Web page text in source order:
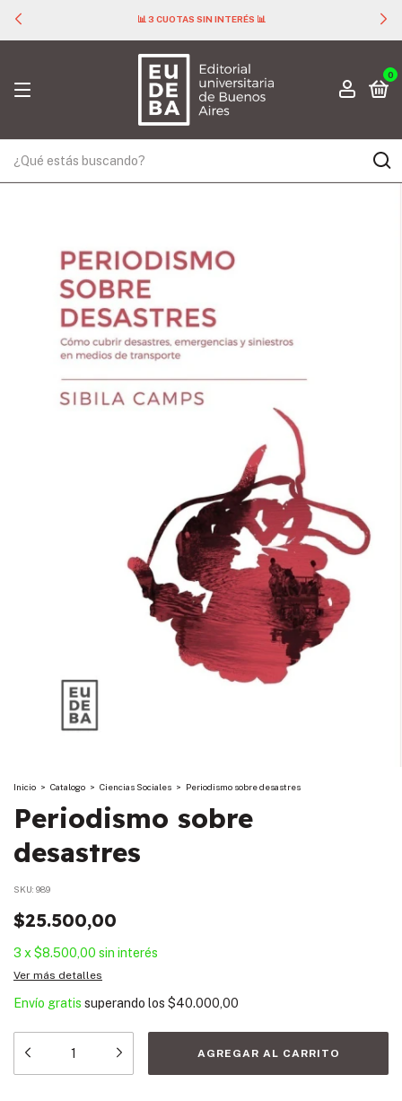
📊 3 CUOTAS SIN INTERÉS 📊
0
Inicio > Catalogo > Ciencias Sociales > Periodismo sobre desastres
Periodismo sobre
desastres
SKU: 989
$25.500,00
3 x $8.500,00 sin interés
Ver más detalles
Envío gratis superando los $40.000,00